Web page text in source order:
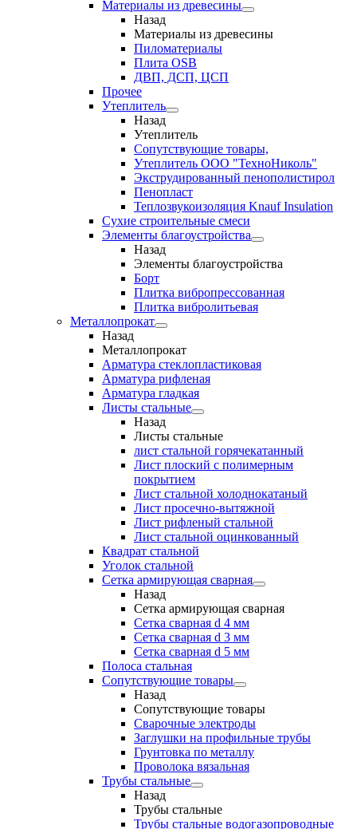
Материалы из древесины
Назад
Материалы из древесины
Пиломатериалы
Плита OSB
ДВП, ДСП, ЦСП
Прочее
Утеплитель
Назад
Утеплитель
Сопутствующие товары,
Утеплитель ООО "ТехноНиколь"
Экструдированный пенополистирол
Пенопласт
Теплозвукоизоляция Knauf Insulation
Сухие строительные смеси
Элементы благоустройства
Назад
Элементы благоустройства
Борт
Плитка вибропрессованная
Плитка вибролитьевая
Металлопрокат
Назад
Металлопрокат
Арматура стеклопластиковая
Арматура рифленая
Арматура гладкая
Листы стальные
Назад
Листы стальные
лист стальной горячекатанный
Лист плоский с полимерным
покрытием
Лист стальной холоднокатаный
Лист просечно-вытяжной
Лист рифленый стальной
Лист стальной оцинкованный
Квадрат стальной
Уголок стальной
Сетка армирующая сварная
Назад
Сетка армирующая сварная
Сетка сварная d 4 мм
Сетка сварная d 3 мм
Сетка сварная d 5 мм
Полоса стальная
Сопутствующие товары
Назад
Сопутствующие товары
Сварочные электроды
Заглушки на профильные трубы
Грунтовка по металлу
Проволока вязальная
Трубы стальные
Назад
Трубы стальные
Трубы стальные водогазопроводные